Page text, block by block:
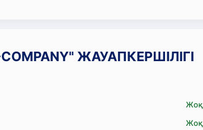
ЖАУАПКЕРШІЛІГІ
Жоқ
Жоқ